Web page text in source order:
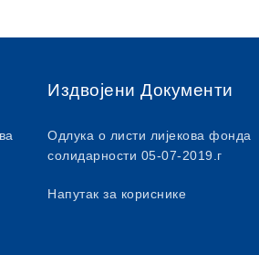
Издвојени Документи
Одлука о листи лијекова фонда
солидарности 05-07-2019.г
Напутак за кориснике